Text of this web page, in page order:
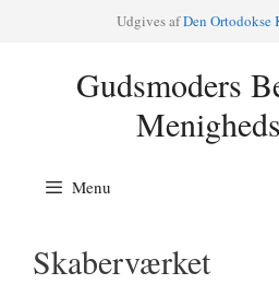
Udgi­ves afDen Orto­dok­se
Gudsmoders
Menu
Skaberværket